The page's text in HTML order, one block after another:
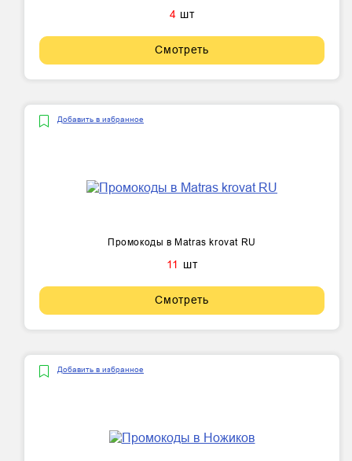
4 шт
Смотреть
Добавить в избранное
Промокоды в Matras krovat RU
11 шт
Смотреть
Добавить в избранное